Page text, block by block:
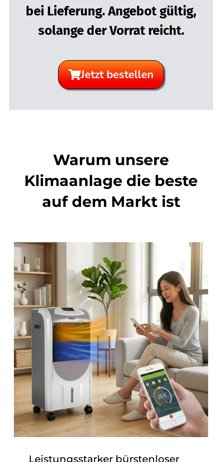
bei Lieferung. Angebot gültig,
solange der Vorrat reicht.
Jetzt bestellen
Warum unsere
Klimaanlage die beste
auf dem Markt ist
Leistungsstarker bürstenloser